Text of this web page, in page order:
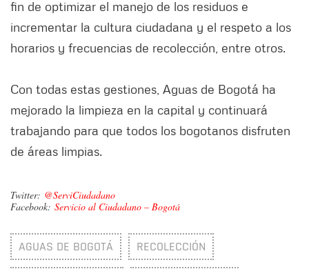
fin de optimizar el manejo de los residuos e
incrementar la cultura ciudadana y el respeto a los
horarios y frecuencias de recolección, entre otros.
Con todas estas gestiones, Aguas de Bogotá ha
mejorado la limpieza en la capital y continuará
trabajando para que todos los bogotanos disfruten
de áreas limpias.
Twitter: @ServiCiudadano
Facebook: Servicio al Ciudadano – Bogotá
AGUAS DE BOGOTÁ RECOLECCIÓN